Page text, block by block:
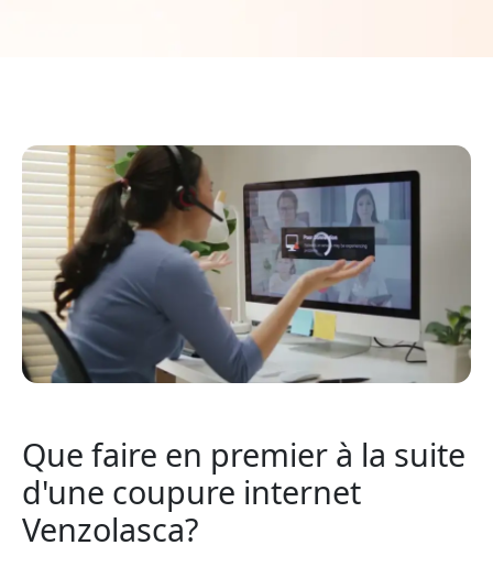
Que faire en premier à la suite
d'une coupure internet
Venzolasca?